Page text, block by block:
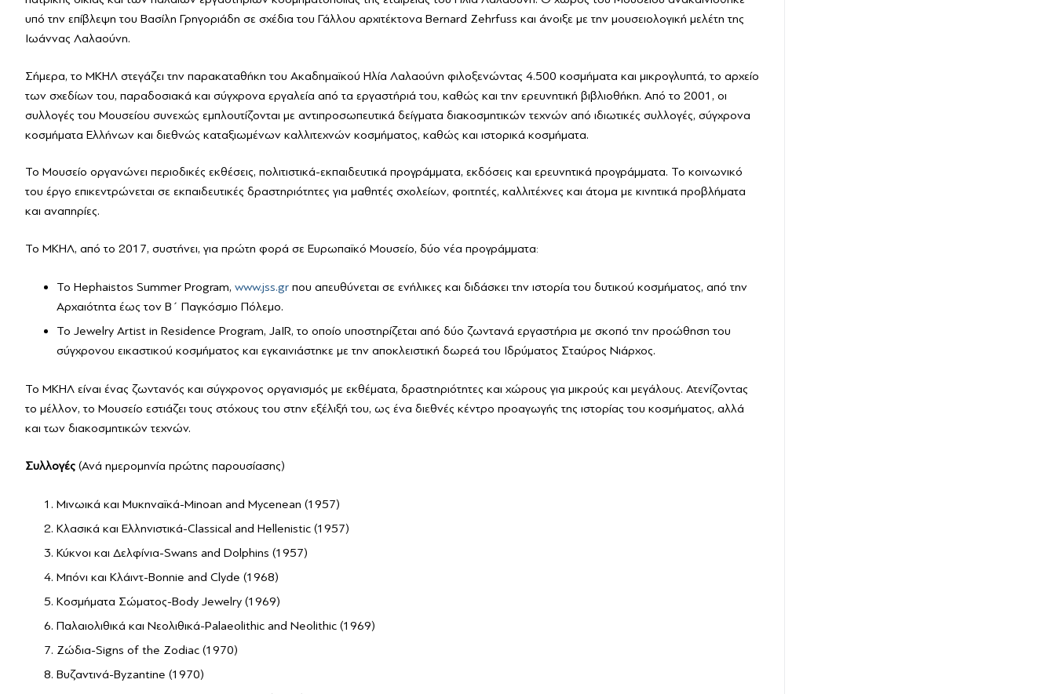
υπό την επίβλεψη του Βασίλη Γρηγοριάδη σε σχέδια του Γάλλου αρχιτέκτονα Bernard Zehrfuss και άνοιξε με την μουσειολογική μελέτη της
Ιωάννας Λαλαούνη.
Σήμερα, το ΜΚΗΛ στεγάζει την παρακαταθήκη του Ακαδημαϊκού Ηλία Λαλαούνη φιλοξενώντας 4.500 κοσμήματα και μικρογλυπτά, το αρχείο
των σχεδίων του, παραδοσιακά και σύγχρονα εργαλεία από τα εργαστήριά του, καθώς και την ερευνητική βιβλιοθήκη. Από το 2001, οι
συλλογές του Μουσείου συνεχώς εμπλουτίζονται με αντιπροσωπευτικά δείγματα διακοσμητικών τεχνών από ιδιωτικές συλλογές, σύγχρονα
κοσμήματα Ελλήνων και διεθνώς καταξιωμένων καλλιτεχνών κοσμήματος, καθώς και ιστορικά κοσμήματα.
Το Μουσείο οργανώνει περιοδικές εκθέσεις, πολιτιστικά-εκπαιδευτικά προγράμματα, εκδόσεις και ερευνητικά προγράμματα. Το κοινωνικό
του έργο επικεντρώνεται σε εκπαιδευτικές δραστηριότητες για μαθητές σχολείων, φοιτητές, καλλιτέχνες και άτομα με κινητικά προβλήματα
και αναπηρίες.
Το ΜΚΗΛ, από το 2017, συστήνει, για πρώτη φορά σε Ευρωπαϊκό Μουσείο, δύο νέα προγράμματα:
Το Hephaistos Summer Program, www.jss.gr που απευθύνεται σε ενήλικες και διδάσκει την ιστορία του δυτικού κοσμήματος, από την
Αρχαιότητα έως τον Β΄ Παγκόσμιο Πόλεμο.
Το Jewelry Artist in Residence Program, JaIR, το οποίο υποστηρίζεται από δύο ζωντανά εργαστήρια με σκοπό την προώθηση του
σύγχρονου εικαστικού κοσμήματος και εγκαινιάστηκε με την αποκλειστική δωρεά του Ιδρύματος Σταύρος Νιάρχος.
Το ΜΚΗΛ είναι ένας ζωντανός και σύγχρονος οργανισμός με εκθέματα, δραστηριότητες και χώρους για μικρούς και μεγάλους. Ατενίζοντας
το μέλλον, το Μουσείο εστιάζει τους στόχους του στην εξέλιξή του, ως ένα διεθνές κέντρο προαγωγής της ιστορίας του κοσμήματος, αλλά
και των διακοσμητικών τεχνών.
Συλλογές (Ανά ημερομηνία πρώτης παρουσίασης)
Μινωικά και Μυκηναϊκά-Minoan and Mycenean (1957)
Κλασικά και Ελληνιστικά-Classical and Hellenistic (1957)
Κύκνοι και Δελφίνια-Swans and Dolphins (1957)
Μπόνι και Κλάιντ-Bonnie and Clyde (1968)
Κοσμήματα Σώματος-Body Jewelry (1969)
Παλαιολιθικά και Νεολιθικά-Palaeolithic and Neolithic (1969)
Ζώδια-Signs of the Zodiac (1970)
Βυζαντινά-Byzantine (1970)